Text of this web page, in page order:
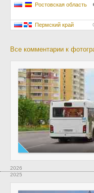
Ростовская область
Пермский край
Все комментарии к
2026
2025